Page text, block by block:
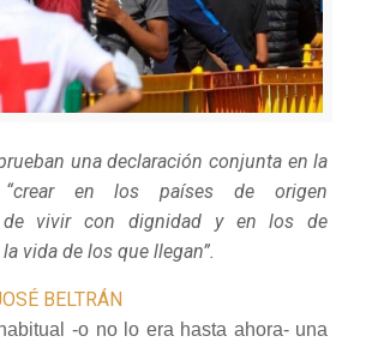
una declaración conjunta en la
en los países de origen
de vivir con dignidad y en los de
vida de los que llegan”.
BELTRÁN
-o no lo era hasta ahora- una